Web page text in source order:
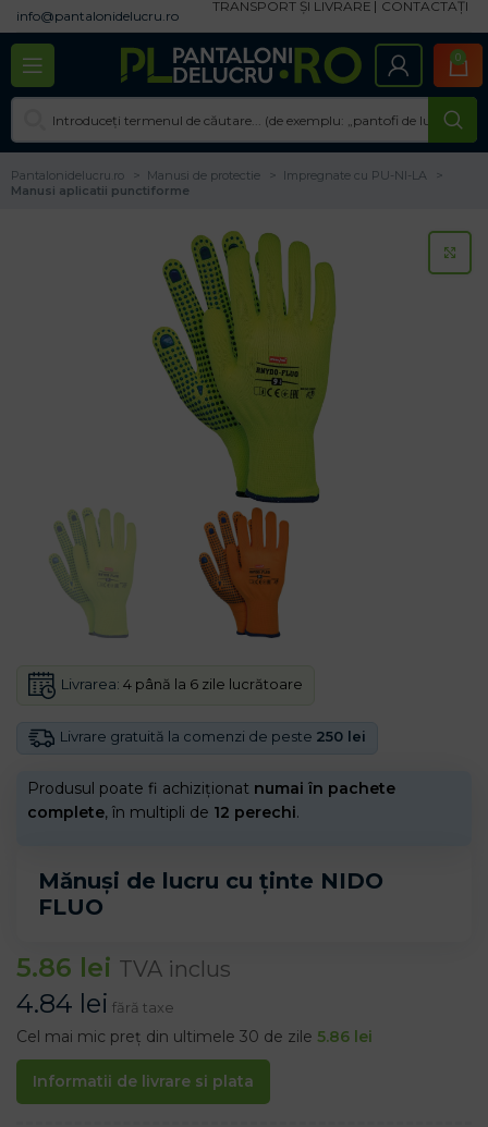
info@pantalonidelucru.ro
TRANSPORT ȘI LIVRARE CONTACTAȚI
0
Pantalonidelucru.ro Manusi de protectie
Impregnate cu PU-NI-LA
Manusi aplicatii punctiforme
Mănuși de lucru cu ținte NIDO
FLUO
Livrare gratuită la comenzi de peste 250 lei
Livrarea: 4 până la 6 zile lucrătoare
5.86 lei TVA inclus
4.84 lei fără taxe
Produsul poate fi achiziționat numai în pachete
complete, în multipli de 12 perechi.
Cel mai mic preț din ultimele 30 de zile 5.86 lei
Informatii de livrare si plata